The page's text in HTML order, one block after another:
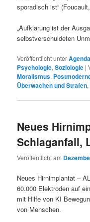
sporadisch ist“
„Aufklärung ist der
selbstverschuldeten
Veröffentlicht unter
Psychologie,Soziologie |
Moralismus,
Überwachen und Strafen,
Neues
Schlaganfall,
Veröffentlicht am
Neues Hirnimplantat –
60.000 Elektroden auf
mit Hilfe von KI
von Menschen.